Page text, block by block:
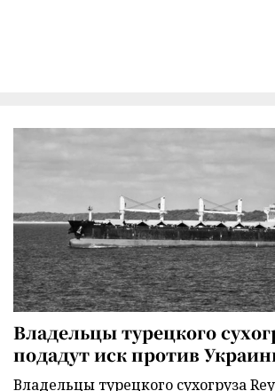
Владельцы турецкого
подадут иск против
Владельцы турецкого сухогруза